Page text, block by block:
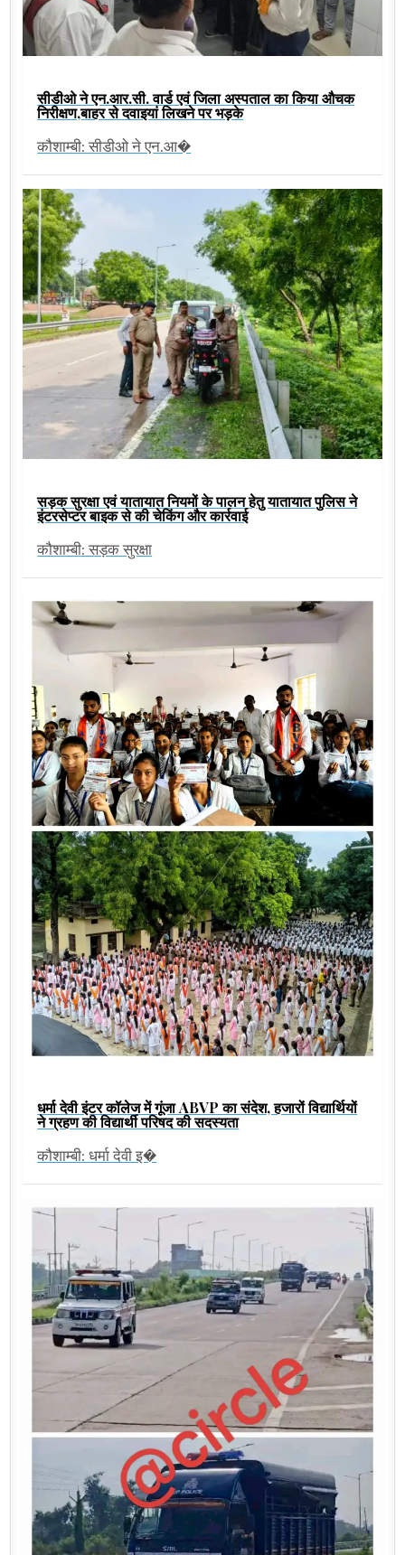
सीडीओ ने एन.आर.सी. वार्ड एवं जिला अस्पताल का किया औचक
निरीक्षण,बाहर से दवाइयां लिखने पर भड़के
कौशाम्बी: सीडीओ ने एन.आ�
सड़क सुरक्षा एवं यातायात नियमों के पालन हेतु यातायात पुलिस ने
इंटरसेप्टर बाइक से की चेकिंग और कार्रवाई
कौशाम्बी: सड़क सुरक्षा
धर्मा देवी इंटर कॉलेज में गूंजा ABVP का संदेश, हजारों विद्यार्थियों
ने ग्रहण की विद्यार्थी परिषद की सदस्यता
कौशाम्बी: धर्मा देवी इ�